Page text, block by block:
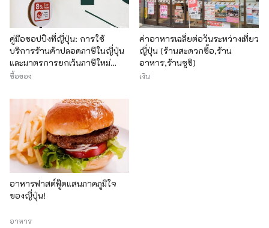
คู่มือชอปปิงที่ญี่ปุ่น: การใช้
บริการร้านค้าปลอดภาษีในญี่ปุ่น
และมาตรการยกเว้นภาษีใหม่
(อัพเดทล่าสุดปี 2024)
ซื้อของ
ค่าอาหารเฉลี่ยต่อวันระหว่างเที่ยว
ญี่ปุ่น (ร้านสะดวกซื้อ,ร้าน
อาหาร,ร้านซูชิ)
เงิน
อาหารฟาสต์ฟู้ดแสนภาคภูมิใจ
ของญี่ปุ่น!
อาหาร